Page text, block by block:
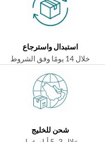
استبدال واسترجاع
شحن للخليج